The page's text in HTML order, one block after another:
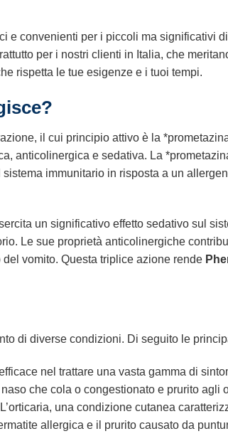
e convenienti per i piccoli ma significativi
per i nostri clienti in Italia, che
rispetta le tue esigenze e i tuoi tempi.
il cui principio attivo è la
anticolinergica e sedativa. La
immunitario in risposta a un
un significativo effetto sedativo sul
Le sue proprietà anticolinergiche
vomito. Questa triplice azione rende
di diverse condizioni. Di seguito le
nel trattare una vasta gamma di
che cola o congestionato e prurito
una condizione cutanea
allergica e il prurito causato da